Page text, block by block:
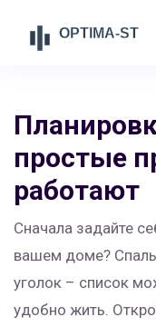
простые
работают
Сначала задайте
вашем доме?
уголок – список
удобно жить.